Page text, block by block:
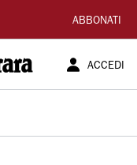
ABBONATI
ACCEDI